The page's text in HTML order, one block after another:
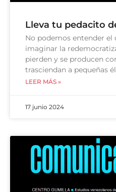
Lleva tu pedacito
No podemos entender
imaginar la
pierden y se producen
trasciendan a pequeñas
LEER MÁS »
17 junio 2024